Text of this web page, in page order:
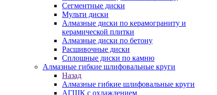
Сегментные диски
Мульти диски
Алмазные диски по керамограниту и
керамической плитки
Алмазные диски по бетону
Расшивочные диски
Сплошные диски по камню
Алмазные гибкие шлифовальные круги
Назад
Алмазные гибкие шлифовальные круги
АГШК с охлаждением